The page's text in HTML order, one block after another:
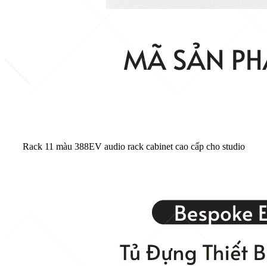
Rack 11 màu 388EV audio rack cabinet cao cấp cho studio